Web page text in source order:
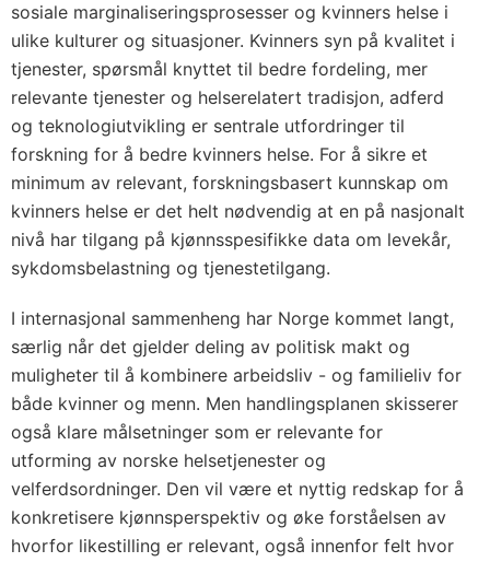
sosiale marginaliseringsprosesser og kvinners helse i
ulike kulturer og situasjoner. Kvinners syn på kvalitet i
tjenester, spørsmål knyttet til bedre fordeling, mer
relevante tjenester og helserelatert tradisjon, adferd
og teknologiutvikling er sentrale utfordringer til
forskning for å bedre kvinners helse. For å sikre et
minimum av relevant, forskningsbasert kunnskap om
kvinners helse er det helt nødvendig at en på nasjonalt
nivå har tilgang på kjønnsspesifikke data om levekår,
sykdomsbelastning og tjenestetilgang.
I internasjonal sammenheng har Norge kommet langt,
særlig når det gjelder deling av politisk makt og
muligheter til å kombinere arbeidsliv - og familieliv for
både kvinner og menn. Men handlingsplanen skisserer
også klare målsetninger som er relevante for
utforming av norske helsetjenester og
velferdsordninger. Den vil være et nyttig redskap for å
konkretisere kjønnsperspektiv og øke forståelsen av
hvorfor likestilling er relevant, også innenfor felt hvor